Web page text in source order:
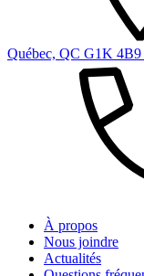
Québec, QC G1K 4B9
À propos
Nous joindre
Actualités